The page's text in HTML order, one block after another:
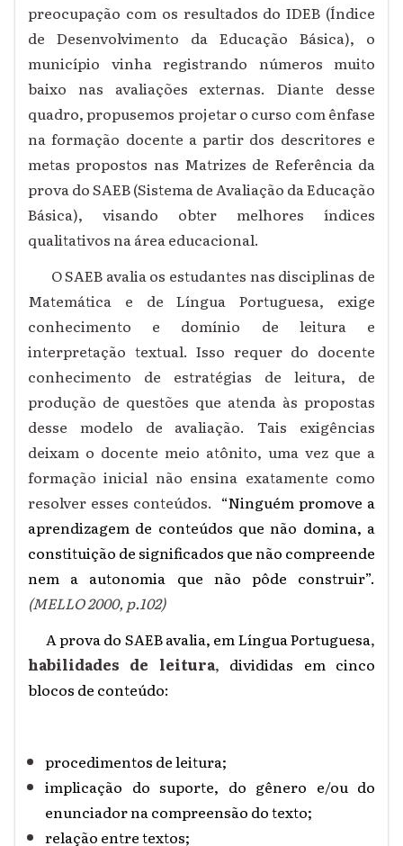
preocupação com os resultados do IDEB (Índice
de Desenvolvimento da Educação Básica), o
município vinha registrando números muito
baixo nas avaliações externas. Diante desse
quadro, propusemos projetar o curso com ênfase
na formação docente a partir dos descritores e
metas propostos nas Matrizes de Referência da
prova do SAEB (Sistema de Avaliação da Educação
Básica), visando obter melhores índices
qualitativos na área educacional.
O SAEB avalia os estudantes nas disciplinas de
Matemática e de Língua Portuguesa, exige
conhecimento e domínio de leitura e
interpretação textual. Isso requer do docente
conhecimento de estratégias de leitura, de
produção de questões que atenda às propostas
desse modelo de avaliação. Tais exigências
deixam o docente meio atônito, uma vez que a
formação inicial não ensina exatamente como
resolver esses conteúdos. “Ninguém promove a
aprendizagem de conteúdos que não domina, a
constituição de significados que não compreende
nem a autonomia que não pôde construir”.
(MELLO 2000, p.102)
A prova do SAEB avalia, em Língua Portuguesa,
habilidades de leitura, divididas em cinco
blocos de conteúdo:
procedimentos de leitura;
implicação do suporte, do gênero e/ou do
enunciador na compreensão do texto;
relação entre textos;